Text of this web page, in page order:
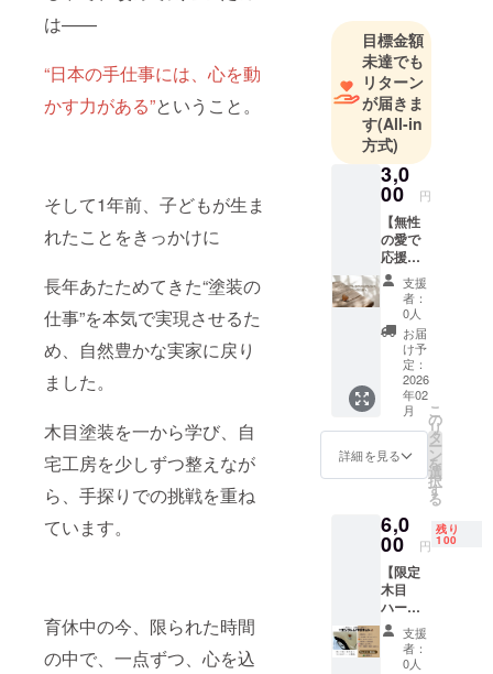
は——
“日本の手仕事には、心を動
かす力がある”ということ。
そして1年前、子どもが生ま
れたことをきっかけに
長年あたためてきた“塗装の
仕事”を本気で実現させるた
め、自然豊かな実家に戻り
ました。
木目塗装を一から学び、自
宅工房を少しずつ整えなが
ら、手探りでの挑戦を重ね
ています。
育休中の今、限られた時間
の中で、一点ずつ、心を込
目標金額
未達でも
リターン
が届きま
す(All-in
方式)
3,0
00 円
【無性
の愛で
応援プ
ラン】
心から
の感謝
を込め
て、ク
ラウド
ファン
ディン
グ限定
の サン
クス
メッ
or PDF
形式）
を お届
けいた
しま
す。
「ジム
ニーは
持って
支援
者：
0人
お届
け予
定：
2026
年02
月
詳細を見る
こ
の
リ
タ
ー
ン
を
選
択
す
る
6,0
00 円
残り
100
【限定
木目
ハート
エンブ
レム／
マグ
支援
者：
0人